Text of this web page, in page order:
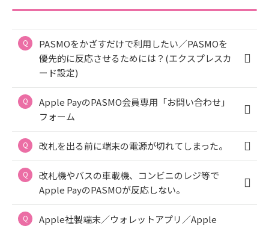
PASMOをかざすだけで利用したい／PASMOを
優先的に反応させるためには？(エクスプレスカ
ード設定)
Apple PayのPASMO会員専用「お問い合わせ」
フォーム
改札を出る前に端末の電源が切れてしまった。
改札機やバスの車載機、コンビニのレジ等で
Apple PayのPASMOが反応しない。
Apple社製端末／ウォレットアプリ／Apple